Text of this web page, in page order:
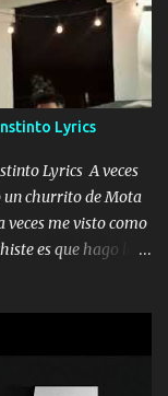
lo detenga si las
las puertas
en esa
vas me curas
te sea igual te ves
no dejaré que se
🔒 del a...
Lyrics
Lyrics A veces
un churrito de Mota
veces me visto como
es que hago lo
mis plebes Música
la cachucha de lado